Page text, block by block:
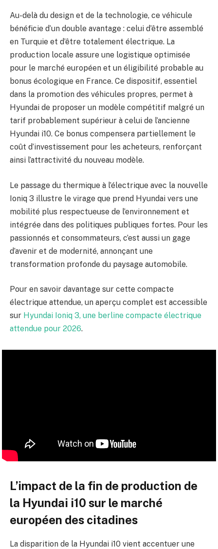
Au-delà du design et de la technologie, ce véhicule
bénéficie d’un double avantage : celui d’être assemblé
en Turquie et d’être totalement électrique. La
production locale assure une logistique optimisée
pour le marché européen et un éligibilité probable au
bonus écologique en France. Ce dispositif, essentiel
dans la promotion des véhicules propres, permet à
Hyundai de proposer un modèle compétitif malgré un
tarif probablement supérieur à celui de l’ancienne
Hyundai i10. Ce bonus compensera partiellement le
coût d’investissement pour les acheteurs, renforçant
ainsi l’attractivité du nouveau modèle.
Le passage du thermique à l’électrique avec la nouvelle
Ioniq 3 illustre le virage que prend Hyundai vers une
mobilité plus respectueuse de l’environnement et
intégrée dans des politiques publiques fortes. Pour les
passionnés et consommateurs, c’est aussi un gage
d’avenir et de modernité, annonçant une
transformation profonde du paysage automobile.
Pour en savoir davantage sur cette compacte
électrique attendue, un aperçu complet est accessible
sur Hyundai Ioniq 3, une berline compacte électrique
attendue pour 2026.
L’impact de la fin de production de
la Hyundai i10 sur le marché
européen des citadines
La disparition de la Hyundai i10 vient accentuer une